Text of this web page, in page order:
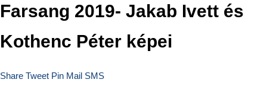
Farsang 2019- Jakab Ivett és
Kothenc Péter képei
Share Tweet Pin Mail SMS